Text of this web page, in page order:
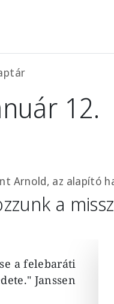
12.
Arnold, az alapító
a
a felebaráti
Janssen